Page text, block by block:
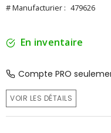
# Manufacturier : 479626
En inventaire
Compte PRO
VOIR LES DÉTAILS